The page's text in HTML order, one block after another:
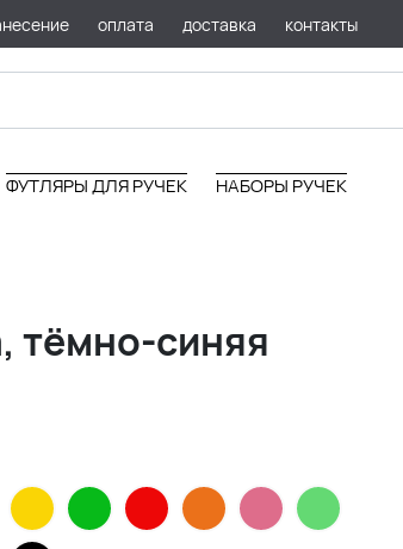
оплата доставка контакты
ФУТЛЯРЫ ДЛЯ РУЧЕК НАБОРЫ РУЧЕК
тёмно-синяя